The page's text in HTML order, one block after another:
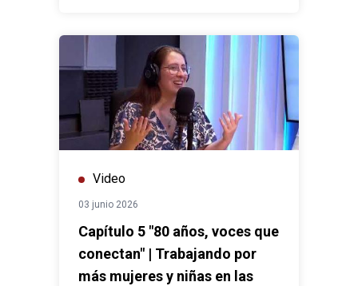
Video
03 junio 2026
Capítulo 5 "80 años, voces que
conectan" | Trabajando por
más mujeres y niñas en las